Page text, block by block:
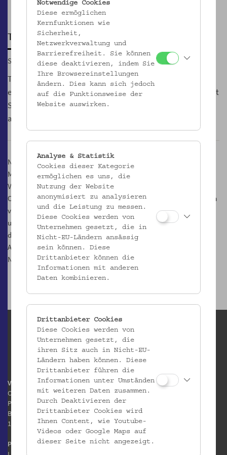
Pause
So, 18.12.2016, 10:00
Tabādul ist ein Projekt vom Verein CEURABICS. Dabei
erarbeiten 20 Personen mit Fluchterfahrung gemeinsam mit
Studierenden der Universität Wien Referate zu selbst
ausgewählten Objekten aus verschiedenen Museen.
Neben dem Dom Museum, dem mumok und dem Technischen
Museum befinden sich „Lieblingsstücke“ auch im
Volkskundemuseum Wien. Am 17. und 18. Dezember werden diese
Objekte im jeweiligen Museum einem deutschsprachigen Publikum
vorgestellt. Im Anschluss daran wird gemeinsam über die Auswahl
und aktuelle Themen, die mit den Objekten in Verbindung stehen,
diskutiert.
Anmeldung unter razenberger@ceurabics.com
Nähere Informationen unterhttps://tabadulblog.wordpress.com
Volkskundemuseum Wien
Otto Wagner Areal
Pavillon 1
Baumgartner Höhe 1
1140 Wien
Postanschrift:
Notwendige Cookies
Diese ermöglichen
Kernfunktionen wie
Sicherheit,
Netzwerkverwaltung und
Barrierefreiheit. Sie können
diese deaktivieren, indem Sie
Ihre Browsereinstellungen
ändern. Dies kann sich jedoch
auf die Funktionsweise der
Website auswirken.
Analyse & Statistik
Cookies dieser Kategorie
ermöglichen es uns, die
Nutzung der Website
anonymisiert zu analysieren
und die Leistung zu messen.
Diese Cookies werden von
Unternehmen gesetzt, die in
Nicht-EU-Ländern ansässig
sein können. Diese
Drittanbieter können die
Informationen mit anderen
Daten kombinieren.
Drittanbieter Cookies
Diese Cookies werden von
Unternehmen gesetzt, die
ihren Sitz auch in Nicht-EU-
Ländern haben können. Diese
Drittanbieter führen die
Informationen unter Umständen
mit weiteren Daten zusammen.
Durch Deaktivieren der
Drittanbieter Cookies wird
Ihnen Content, wie Youtube-
Videos oder Google Maps auf
dieser Seite nicht angezeigt.